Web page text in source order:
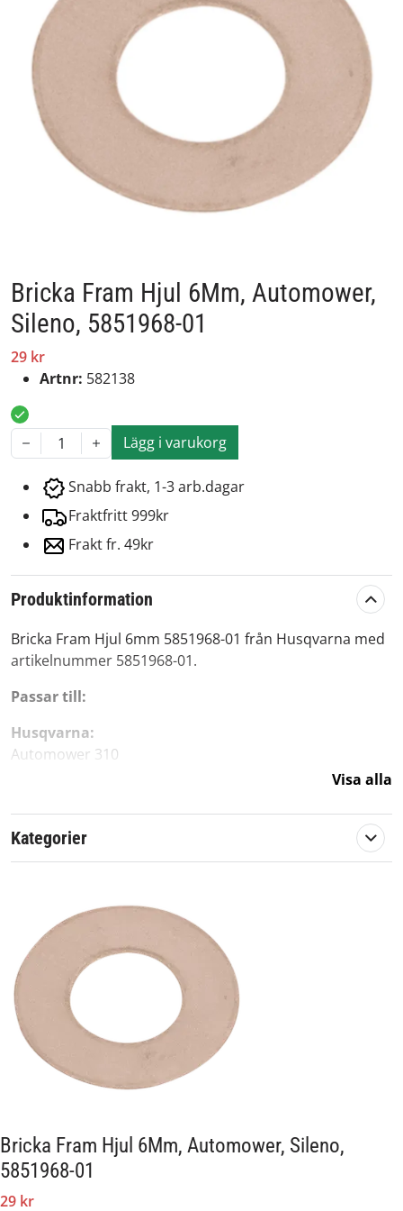
Bricka Fram Hjul 6Mm, Automower,
Sileno, 5851968-01
29 kr
Artnr: 582138
1 Lägg i varukorg
Snabb frakt, 1-3 arb.dagar
Fraktfritt 999kr
Frakt fr. 49kr
Produktinformation
Bricka Fram Hjul 6mm 5851968-01 från Husqvarna med
artikelnummer 5851968-01.
Passar till:
Husqvarna:
Automower 310
Automower 315X Limited Edition
SILENO 1000 m²
SILENO+ 1300 m²
SILENO+ 1600 m²
SILENO+ 2000 m²
En originalreservdel från Husqvarna.
Passar märke:
Husqvarna, Gardena
Visa alla
Kategorier
Bricka Fram Hjul 6Mm, Automower, Sileno,
5851968-01
29 kr